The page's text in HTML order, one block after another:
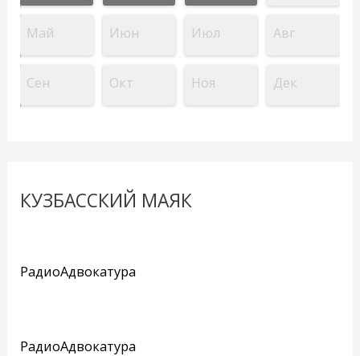
Май Июн Июл Авг
Сен Окт Ноя Дек
КУЗБАССКИЙ МАЯК
РадиоАдвокатура
РадиоАдвокатура